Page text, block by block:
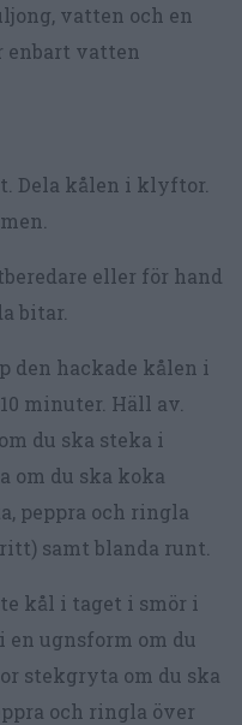
vatten och en
enbart vatten
Dela kålen i klyftor.
eller för hand
bitar.
den hackade kålen i
minuter. Häll av.
du ska steka i
om du ska koka
peppra och ringla
samt blanda runt.
kål i taget i smör i
en ugnsform om du
stekgryta om du ska
och ringla över